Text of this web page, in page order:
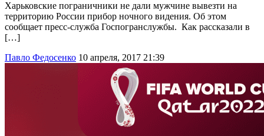
Харьковские пограничники не дали мужчине вывезти на
территорию России прибор ночного видения. Об этом
сообщает пресс-служба Госпогранслужбы. Как рассказали в
[…]
Павло Федосенко 10 апреля, 2017 21:39